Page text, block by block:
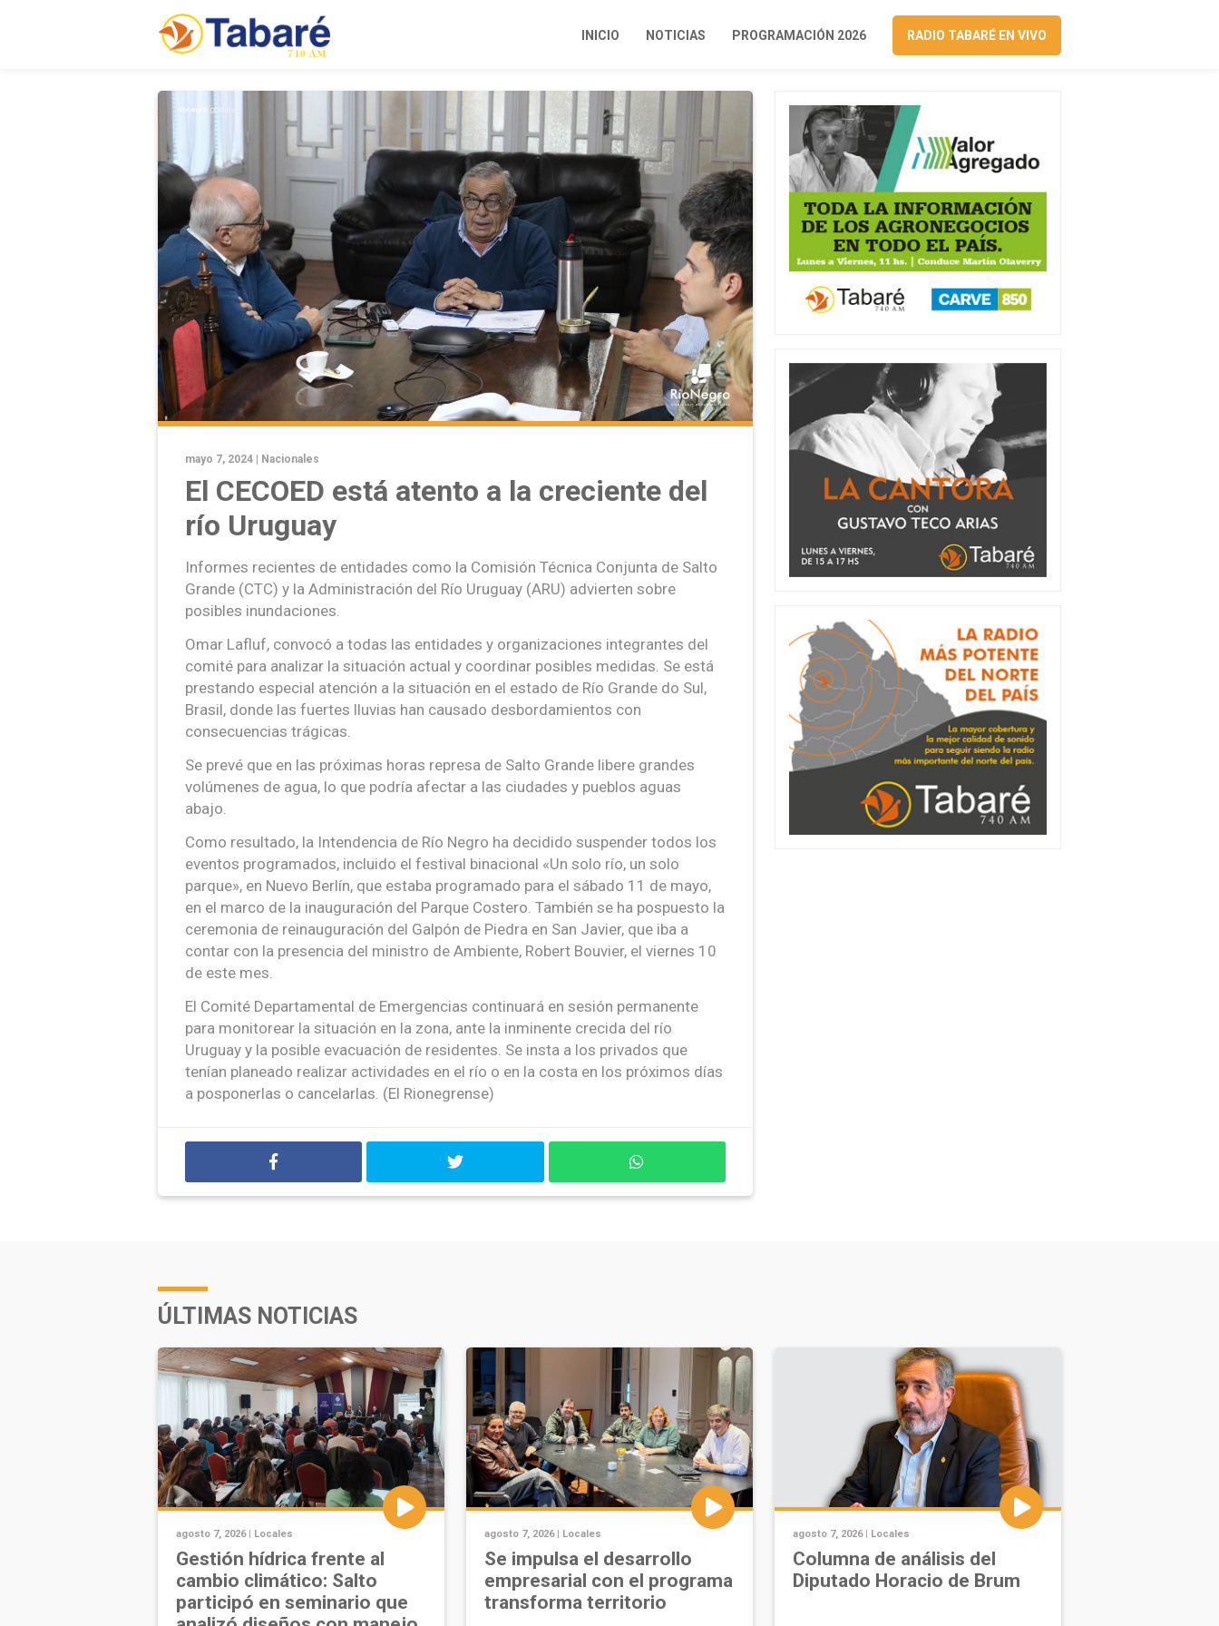
INICIO NOTICIAS PROGRAMACIÓN 2026 RADIO TABARÉ EN VIVO
mayo 7, 2024 | Nacionales
El CECOED está atento a la creciente del
río Uruguay
Informes recientes de entidades como la Comisión Técnica Conjunta de Salto
Grande (CTC) y la Administración del Río Uruguay (ARU) advierten sobre
posibles inundaciones.
Omar Lafluf, convocó a todas las entidades y organizaciones integrantes del
comité para analizar la situación actual y coordinar posibles medidas. Se está
prestando especial atención a la situación en el estado de Río Grande do Sul,
Brasil, donde las fuertes lluvias han causado desbordamientos con
consecuencias trágicas.
Se prevé que en las próximas horas represa de Salto Grande libere grandes
volúmenes de agua, lo que podría afectar a las ciudades y pueblos aguas
abajo.
Como resultado, la Intendencia de Río Negro ha decidido suspender todos los
eventos programados, incluido el festival binacional «Un solo río, un solo
parque», en Nuevo Berlín, que estaba programado para el sábado 11 de mayo,
en el marco de la inauguración del Parque Costero. También se ha pospuesto la
ceremonia de reinauguración del Galpón de Piedra en San Javier, que iba a
contar con la presencia del ministro de Ambiente, Robert Bouvier, el viernes 10
de este mes.
El Comité Departamental de Emergencias continuará en sesión permanente
para monitorear la situación en la zona, ante la inminente crecida del río
Uruguay y la posible evacuación de residentes. Se insta a los privados que
tenían planeado realizar actividades en el río o en la costa en los próximos días
a posponerlas o cancelarlas. (El Rionegrense)
ÚLTIMAS NOTICIAS
agosto 7, 2026 | Locales
Gestión hídrica frente al
cambio climático: Salto
participó en seminario que
agosto 7, 2026 | Locales
Se impulsa el desarrollo
empresarial con el programa
transforma territorio
agosto 7, 2026 | Locales
Columna de análisis del
Diputado Horacio de Brum